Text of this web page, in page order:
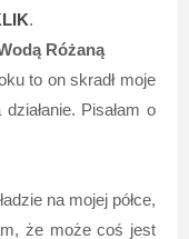
.
Różaną
to on skradł moje
Pisałam o
na mojej półce,
że może coś jest